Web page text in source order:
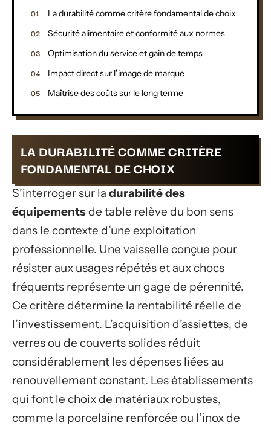
La durabilité comme critère fondamental de choix
Sécurité alimentaire et conformité aux normes
Optimisation du service et gain de temps
Impact direct sur l’image de marque
Maîtrise des coûts sur le long terme
LA DURABILITÉ COMME CRITÈRE
FONDAMENTAL DE CHOIX
S’interroger sur la durabilité des
équipementsde table relève du bon sens
dans le contexte d’une exploitation
professionnelle. Une vaisselle conçue pour
résister aux usages répétés et aux chocs
fréquents représente un gage de pérennité.
Ce critère détermine la rentabilité réelle de
l’investissement. L’acquisition d’assiettes, de
verres ou de couverts solides réduit
considérablement les dépenses liées au
renouvellement constant. Les établissements
qui font le choix de matériaux robustes,
comme la porcelaine renforcée ou l’inox de